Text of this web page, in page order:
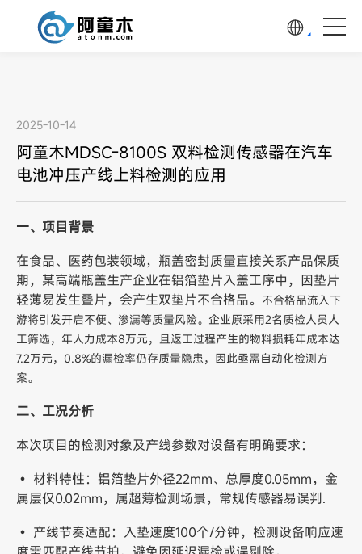
2025-10-14
阿童木MDSC-8100S 双料检测传感器在汽车
电池冲压产线上料检测的应用
一、项目背景
在食品、医药包装领域，瓶盖密封质量直接关系产品保质
期，某高端瓶盖生产企业在铝箔垫片入盖工序中，因垫片
轻薄易发生叠片，会产生双垫片不合格品。 不合格品流入下
游将引发开启不便、渗漏等质量风险。企业原采用2名质检人员人
工筛选，年人力成本8万元，且返工过程产生的物料损耗年成本达
7.2万元，0.8%的漏检率仍存质量隐患，因此亟需自动化检测方
案。
二、工况分析
本次项目的检测对象及产线参数对设备有明确要求：
• 材料特性：铝箔垫片外径22mm、总厚度0.05mm，金
属层仅0.02mm，属超薄检测场景，常规传感器易误判.
• 产线节奏适配：入垫速度100个/分钟，检测设备响应速